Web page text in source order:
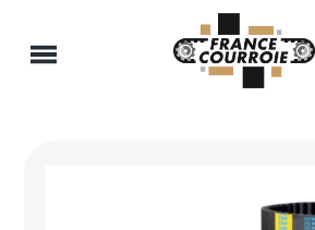
Panneau de gestion des cookies